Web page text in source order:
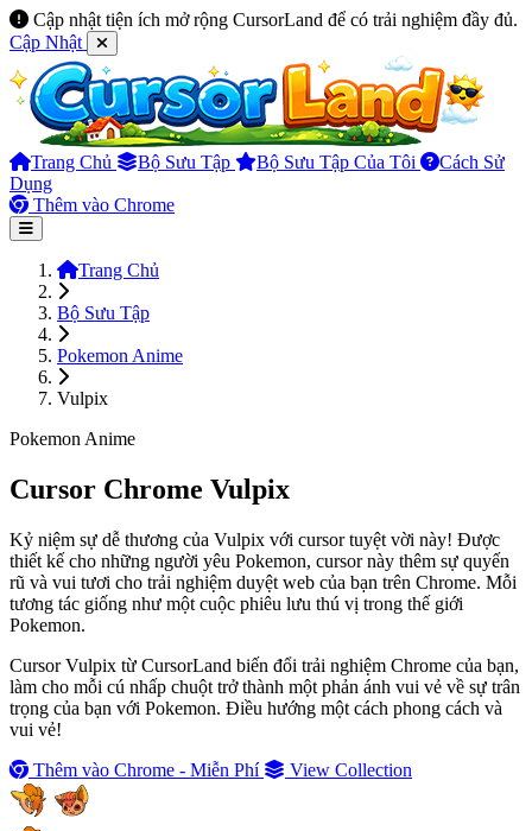
Cập nhật tiện ích mở rộng CursorLand để có trải nghiệm đầy đủ.
Cập Nhật
Trang Chủ Bộ Sưu Tập Bộ Sưu Tập Của Tôi
Cách Sử
Dụng
Thêm vào Chrome
Trang Chủ
Bộ Sưu Tập
Pokemon Anime
Vulpix
Pokemon Anime
Cursor Chrome Vulpix
Kỷ niệm sự dễ thương của Vulpix với cursor tuyệt vời này! Được
thiết kế cho những người yêu Pokemon, cursor này thêm sự quyến
rũ và vui tươi cho trải nghiệm duyệt web của bạn trên Chrome. Mỗi
tương tác giống như một cuộc phiêu lưu thú vị trong thế giới
Pokemon.
Cursor Vulpix từ CursorLand biến đổi trải nghiệm Chrome của bạn,
làm cho mỗi cú nhấp chuột trở thành một phản ánh vui vẻ về sự trân
trọng của bạn với Pokemon. Điều hướng một cách phong cách và
vui vẻ!
Thêm vào Chrome - Miễn Phí
View Collection